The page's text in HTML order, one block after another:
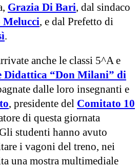
Grazia Di Bari, dal sindaco
, e dal Prefetto di
.
anche le classi 5^A e
Didattica “Don Milani” di
dalle loro insegnanti e
, presidente del Comitato 10
di questa giornata
studenti hanno avuto
i vagoni del treno, nei
una mostra multimediale